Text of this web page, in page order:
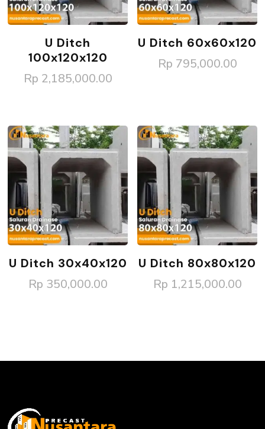
U Ditch
100x120x120
Rp 2,185,000.00
U Ditch 60x60x120
Rp 795,000.00
U Ditch 30x40x120
Rp 350,000.00
U Ditch 80x80x120
Rp 1,215,000.00